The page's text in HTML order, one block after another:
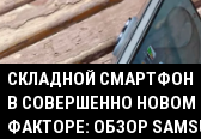
СКЛАДНОЙ СМАРТФОН
В СОВЕРШЕННО
ФАКТОРЕ: ОБЗОР